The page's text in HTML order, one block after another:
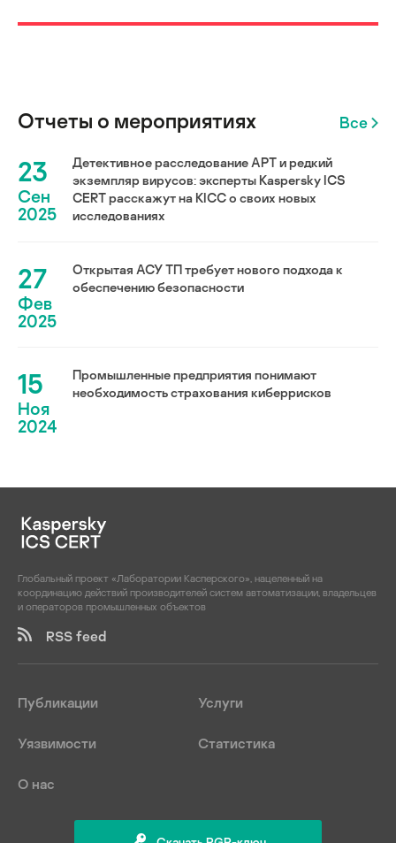
Отчеты о мероприятиях Все
23
Сен
2025
Детективное расследование АРТ и редкий
экземпляр вирусов: эксперты Kaspersky ICS
CERT расскажут на KICC о своих новых
исследованиях
27
Фев
2025
Открытая АСУ ТП требует нового подхода к
обеспечению безопасности
15
Ноя
2024
Промышленные предприятия понимают
необходимость страхования киберрисков
Глобальный проект «Лаборатории Касперского», нацеленный на
координацию действий производителей систем автоматизации, владельцев
и операторов промышленных объектов
RSS feed
Публикации Услуги
Уязвимости Статистика
О нас